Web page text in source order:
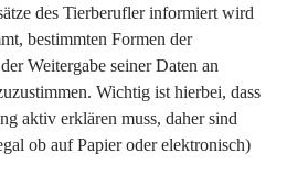
des Tierberufler informiert wird
bestimmten Formen der
Weitergabe seiner Daten an
Wichtig ist hierbei, dass
aktiv erklären muss, daher sind
ob auf Papier oder elektronisch)